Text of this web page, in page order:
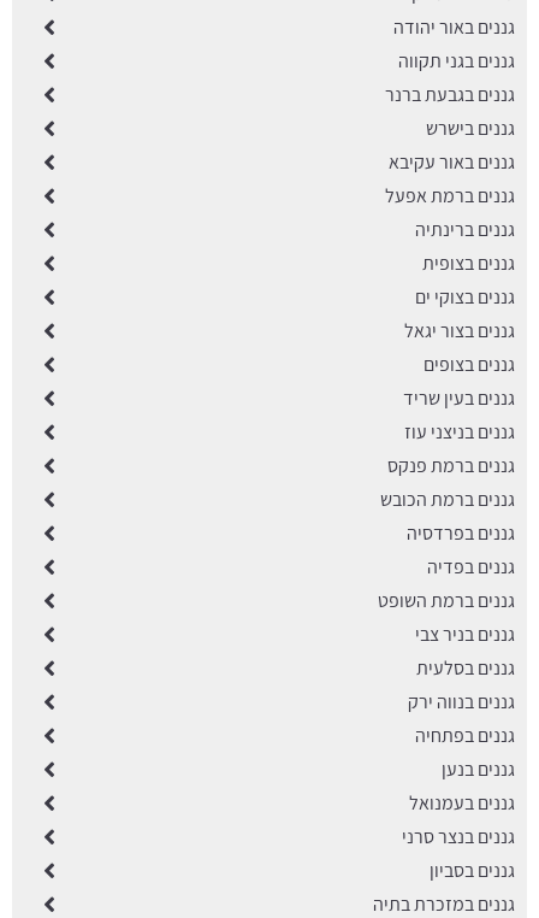
גננים באור יהודה
גננים בגני תקווה
גננים בגבעת ברנר
גננים בישרש
גננים באור עקיבא
גננים ברמת אפעל
גננים ברינתיה
גננים בצופית
גננים בצוקי ים
גננים בצור יגאל
גננים בצופים
גננים בעין שריד
גננים בניצני עוז
גננים ברמת פנקס
גננים ברמת הכובש
גננים בפרדסיה
גננים בפדיה
גננים ברמת השופט
גננים בניר צבי
גננים בסלעית
גננים בנווה ירק
גננים בפתחיה
גננים בנען
גננים בעמנואל
גננים בנצר סרני
גננים בסביון
גננים במזכרת בתיה